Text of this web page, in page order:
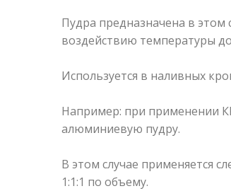
Пудра предназначена в этом
воздействию температуры
Используется в наливных
Например: при применении
алюминиевую пудру.
В этом случае применяется
1:1:1 по объему.